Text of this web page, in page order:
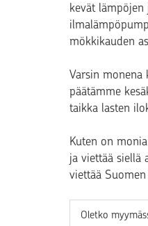
kevät
mökkikauden
Varsin monena
päätämme
taikka lasten
Kuten on
ja viettää siellä
viettää
Oletko